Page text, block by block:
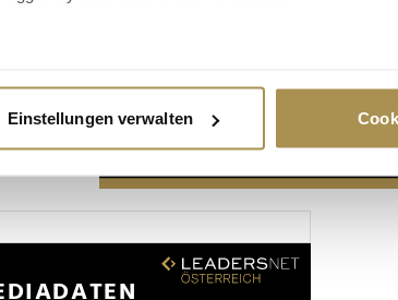
Daten verarbeitet werden, und legen Sie Ihre
zu personalisieren, Funktionen für soziale
und Analysen weiter. Unsere Partner
Sie ihnen bereitgestellt haben oder die sie im
Einstellungen verwalten